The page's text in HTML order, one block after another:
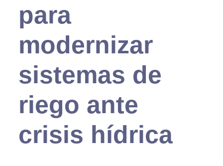
para
modernizar
sistemas de
riego ante
crisis hídrica